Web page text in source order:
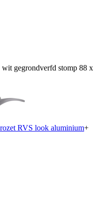
gegrondverfd stomp 88 x
RVS look aluminium+